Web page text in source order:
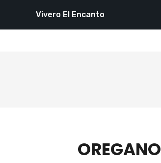
OREGANO
Vivero El Encanto